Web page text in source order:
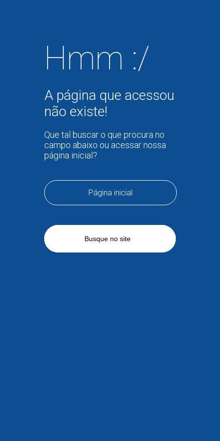
Hmm :/
A página que acessou
não existe!
Que tal buscar o que procura no
campo abaixo ou acessar nossa
página inicial?
Página inicial